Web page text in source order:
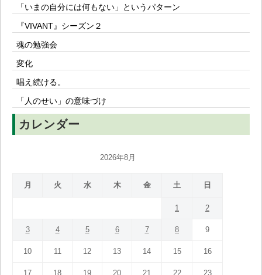
「いまの自分には何もない」というパターン
『VIVANT』シーズン２
魂の勉強会
変化
唱え続ける。
「人のせい」の意味づけ
カレンダー
2026年8月
月 火 水 木 金 土 日
1 2
3 4 5 6 7 8 9
10 11 12 13 14 15 16
17 18 19 20 21 22 23